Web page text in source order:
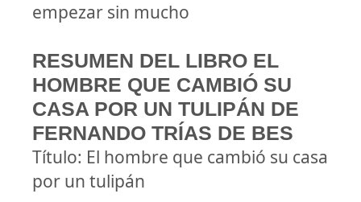
empezar sin mucho
RESUMEN DEL LIBRO EL
HOMBRE QUE CAMBIÓ SU
CASA POR UN TULIPÁN DE
FERNANDO TRÍAS DE BES
Título: El hombre que cambió su casa
por un tulipán